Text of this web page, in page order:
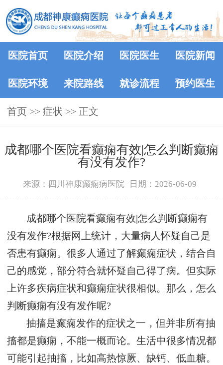
医院首页 医院介绍 医院医生 医院新闻
医院环境 来院路线 就诊流程 预约医生
首页 >> 症状 >> 正文
成都哪个医院看癫痫有效|怎么判断癫痫
有没有发作?
来源：四川神康癫痫病医院 日期：2026-06-09
成都哪个医院看癫痫有效|怎么判断癫痫有
没有发作?根据网上统计，大量病人怀疑自己是
否患有癫痫。很多人通过了解癫痫症状，结合自
己的感觉，部分符合就怀疑自己得了病。但实际
上许多疾病症状和癫痫症状很相似。那么，怎么
判断癫痫有没有发作呢?
抽搐是癫痫发作的症状之一，但并非所有抽
搐都是癫痫，不能一概而论。生活中很多情况都
可能引起抽搐，比如高热惊厥、缺钙、低血糖。